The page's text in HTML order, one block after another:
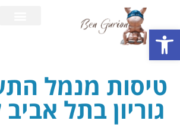
טיסות מנמל
גוריון בתל
פתח סרגל נגישות